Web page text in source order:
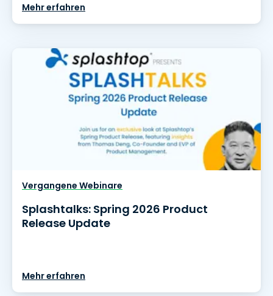
Mehr erfahren
Vergangene Webinare
Splashtalks: Spring 2026 Product
Release Update
Mehr erfahren